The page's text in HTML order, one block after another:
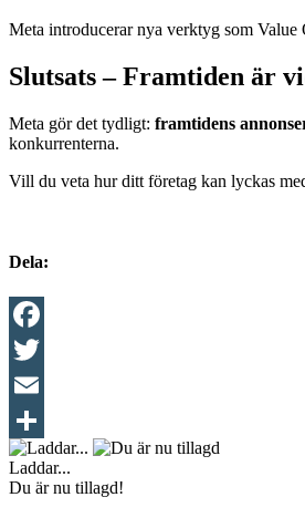
Meta introducerar nya verktyg som
Slutsats – Framtiden är
Meta gör det tydligt: framtidens
konkurrenterna.
Vill du veta hur ditt företag kan lyckas
Dela:
Facebook
Twitter
Email
Dela
Laddar...
Du är nu tillagd!